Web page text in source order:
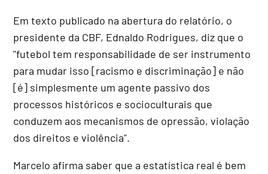
Em texto publicado na abertura do relatório, o
presidente da CBF, Ednaldo Rodrigues, diz que o
"futebol tem responsabilidade de ser instrumento
para mudar isso [racismo e discriminação] e não
[é] simplesmente um agente passivo dos
processos históricos e socioculturais que
conduzem aos mecanismos de opressão, violação
dos direitos e violência".
Marcelo afirma saber que a estatística real é bem